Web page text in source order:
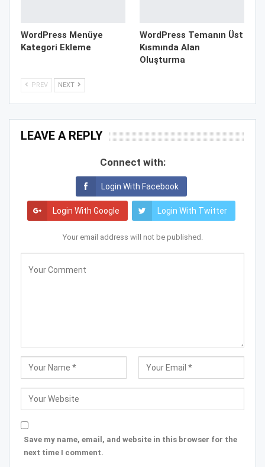
WordPress Menüye
Kategori Ekleme
WordPress Temanın Üst
Kısmında Alan
Oluşturma
PREV NEXT
LEAVE A REPLY
Connect with:
Login With Facebook
Login With Google Login With Twitter
Your email address will not be published.
Save my name, email, and website in this browser for the
next time I comment.